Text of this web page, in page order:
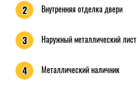
2 Внутренняя отделка двери
3 Наружный металлический лист
4 Металлический наличник